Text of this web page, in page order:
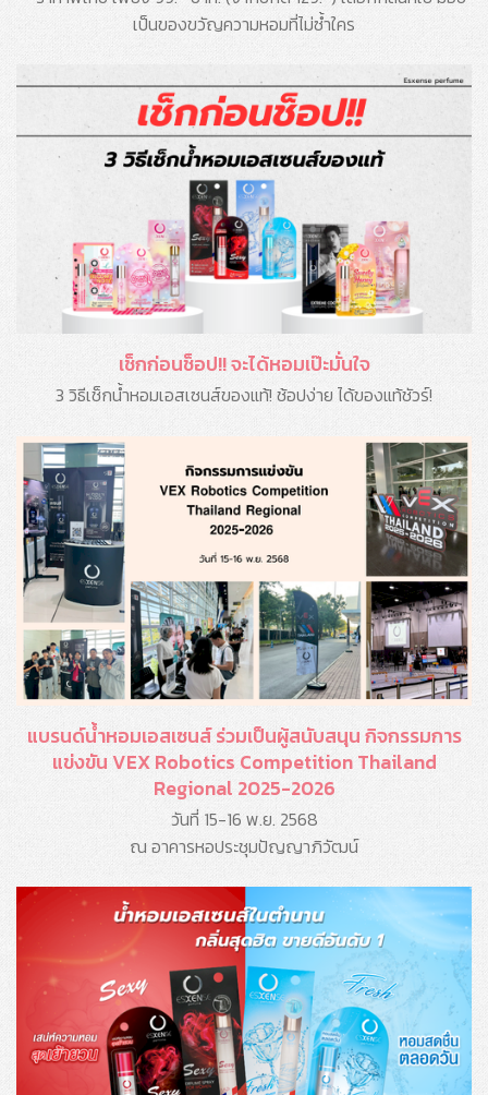
เป็นของขวัญความหอมที่ไม่ซ้ำใคร
เช็กก่อนช็อป!! จะได้หอมเป๊ะมั่นใจ
3 วิธีเช็กน้ำหอมเอสเซนส์ของแท้! ช้อปง่าย ได้ของแท้ชัวร์!
แบรนด์น้ำหอมเอสเซนส์ ร่วมเป็นผู้สนับสนุน กิจกรรมการ
แข่งขัน VEX Robotics Competition Thailand
Regional 2025-2026
วันที่ 15-16 พ.ย. 2568
ณ อาคารหอประชุมปัญญาภิวัฒน์